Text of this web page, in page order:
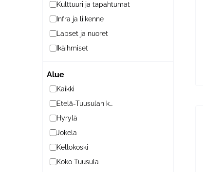
Kulttuuri ja tapahtumat
Infra ja liikenne
Lapset ja nuoret
Ikäihmiset
Alue
Kaikki
Etelä-Tuusulan kylät
Hyrylä
Jokela
Kellokoski
Koko Tuusula